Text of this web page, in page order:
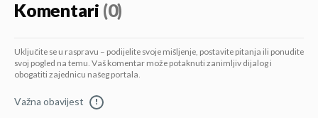
Komentari (0)
Uključite se u raspravu – podijelite svoje mišljenje, postavite pitanja ili ponudite
svoj pogled na temu. Vaš komentar može potaknuti zanimljiv dijalog i
obogatiti zajednicu našeg portala.
Važna obavijest !